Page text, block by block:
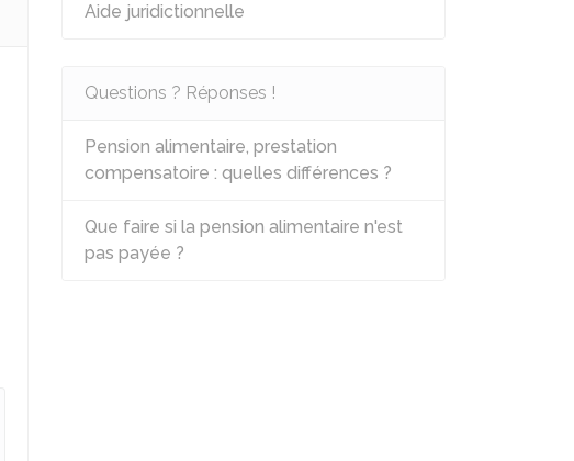
Aide juridictionnelle
Questions ? Réponses !
Pension alimentaire, prestation
compensatoire : quelles différences ?
Que faire si la pension alimentaire n'est
pas payée ?